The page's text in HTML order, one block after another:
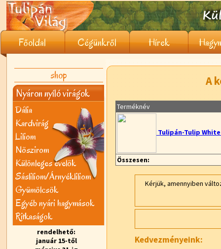
Főoldal Cégünkről Hírek
shop
Nyáron nyíló virágok
Dália
Kardvirág
Liliom
Nõszirom
Különleges évelõk
Sásliliom/Árnyékliliom
Gyümölcsök
Egyéb nyári hagymások
Ritkaságok
rendelhető:
január 15-től
A
Terméknév
Tulipán-Tulip
Összesen:
Kérjük, amennyiben
Kedvezményeink: